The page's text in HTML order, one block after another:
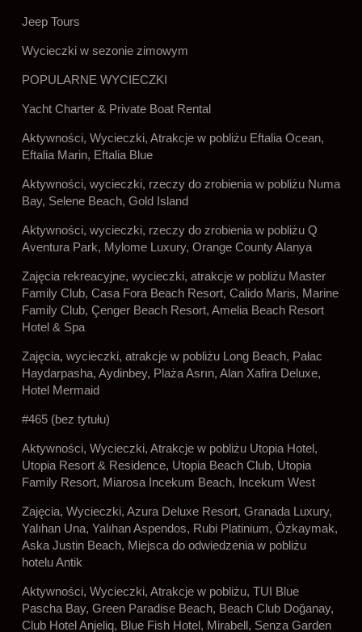
Jeep Tours
Wycieczki w sezonie zimowym
POPULARNE WYCIECZKI
Yacht Charter & Private Boat Rental
Aktywności, Wycieczki, Atrakcje w pobliżu Eftalia Ocean,
Eftalia Marin, Eftalia Blue
Aktywności, wycieczki, rzeczy do zrobienia w pobliżu Numa
Bay, Selene Beach, Gold Island
Aktywności, wycieczki, rzeczy do zrobienia w pobliżu Q
Aventura Park, Mylome Luxury, Orange County Alanya
Zajęcia rekreacyjne, wycieczki, atrakcje w pobliżu Master
Family Club, Casa Fora Beach Resort, Calido Maris, Marine
Family Club, Çenger Beach Resort, Amelia Beach Resort
Hotel & Spa
Zajęcia, wycieczki, atrakcje w pobliżu Long Beach, Pałac
Haydarpasha, Aydinbey, Plaża Asrın, Alan Xafira Deluxe,
Hotel Mermaid
#465 (bez tytułu)
Aktywności, Wycieczki, Atrakcje w pobliżu Utopia Hotel,
Utopia Resort & Residence, Utopia Beach Club, Utopia
Family Resort, Miarosa Incekum Beach, Incekum West
Zajęcia, Wycieczki, Azura Deluxe Resort, Granada Luxury,
Yalıhan Una, Yalıhan Aspendos, Rubi Platinium, Özkaymak,
Aska Justin Beach, Miejsca do odwiedzenia w pobliżu
hotelu Antik
Aktywności, Wycieczki, Atrakcje w pobliżu, TUI Blue
Pascha Bay, Green Paradise Beach, Beach Club Doğanay,
Club Hotel Anjeliq, Blue Fish Hotel, Mirabell, Senza Garden